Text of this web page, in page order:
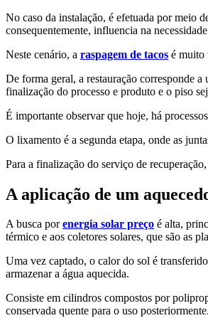
No caso da instalação, é efetuada por meio
consequentemente, influencia na
Neste cenário, a raspagem de tacos é muito
De forma geral, a restauração corresponde
finalização do processo e produto e o piso
É importante observar que hoje, há
O lixamento é a segunda etapa, onde as
Para a finalização do serviço de
A aplicação de um
A busca por energia solar preço é alta,
térmico e aos coletores solares, que são as
Uma vez captado, o calor do sol é
armazenar a água aquecida.
Consiste em cilindros compostos por
conservada quente para o uso posteriormente.